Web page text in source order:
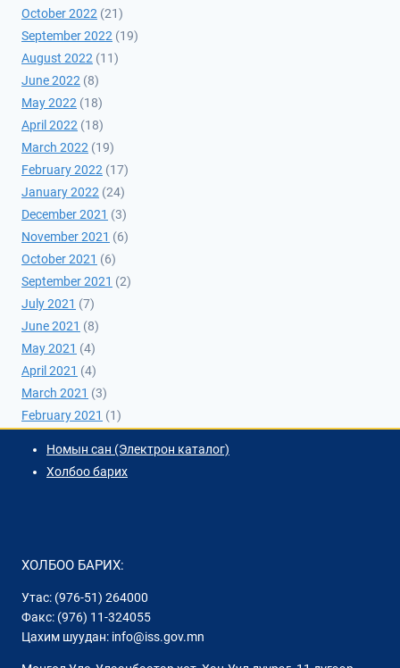
October 2022 (21)
September 2022 (19)
August 2022 (11)
June 2022 (8)
May 2022 (18)
April 2022 (18)
March 2022 (19)
February 2022 (17)
January 2022 (24)
December 2021 (3)
November 2021 (6)
October 2021 (6)
September 2021 (2)
July 2021 (7)
June 2021 (8)
May 2021 (4)
April 2021 (4)
March 2021 (3)
February 2021 (1)
Номын сан (Электрон каталог)
Холбоо барих
ХОЛБОО БАРИХ:
Утас: (976-51) 264000
Факс: (976) 11-324055
Цахим шуудан: info@iss.gov.mn